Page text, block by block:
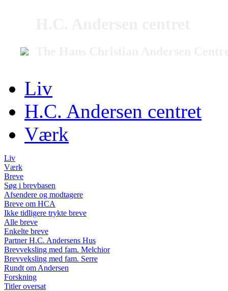
Liv
H.C. Andersen centret
Værk
Liv
Værk
Breve
Søg i brevbasen
Afsendere og modtagere
Breve om HCA
Ikke tidligere trykte breve
Alle breve
Enkelte breve
Partner H.C. Andersens Hus
Brevveksling med fam. Melchior
Brevveksling med fam. Serre
Rundt om Andersen
Forskning
Titler oversat